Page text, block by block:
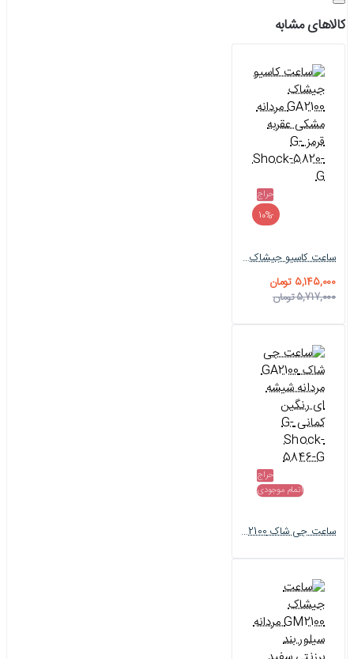
کالاهای مشابه
حراج
-10%
ساعت کاسیو جیشاک GA2100 مردانه مشکی عقربه قرمز G-Shock-5820-G
5,145,000 تومان
5,717,000 تومان
حراج
اتمام موجودی
ساعت جی شاک GA2100 مردانه شیشه ای رنگین کمانی G-Shock-5846-G